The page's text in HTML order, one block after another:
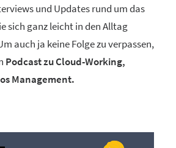
und Updates rund um das
sich ganz leicht in den Alltag
auch ja keine Folge zu verpassen,
Podcast zu Cloud-Working,
Management.